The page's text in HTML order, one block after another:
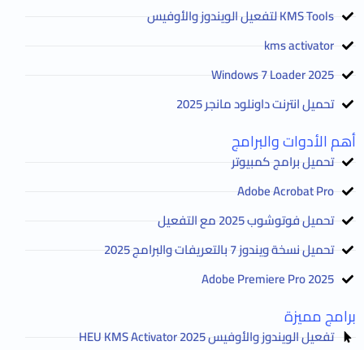
KMS Tools لتفعيل الويندوز والأوفيس
kms activator
2025 Windows 7 Loader
تحميل انترنت داونلود مانجر 2025
أهم الأدوات والبرامج
تحميل برامج كمبيوتر
Adobe Acrobat Pro
تحميل فوتوشوب 2025 مع التفعيل
تحميل نسخة ويندوز 7 بالتعريفات والبرامج 2025
Adobe Premiere Pro 2025
برامج مميزة
تفعيل الويندوز والأوفيس HEU KMS Activator 2025